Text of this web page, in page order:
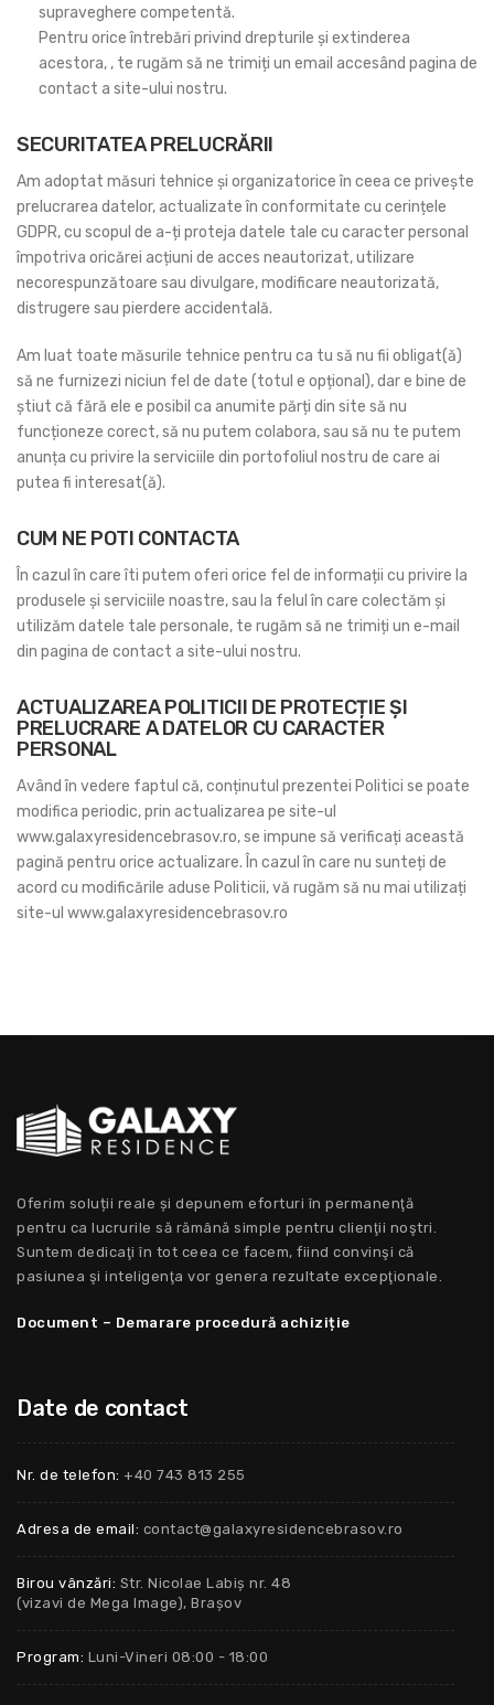
supraveghere competentă.
Pentru orice întrebări privind drepturile și extinderea
acestora, , te rugăm să ne trimiți un email accesând pagina de
contact a site-ului nostru.
SECURITATEA PRELUCRĂRII
Am adoptat măsuri tehnice și organizatorice în ceea ce privește
prelucrarea datelor, actualizate în conformitate cu cerințele
GDPR, cu scopul de a-ți proteja datele tale cu caracter personal
împotriva oricărei acțiuni de acces neautorizat, utilizare
necorespunzătoare sau divulgare, modificare neautorizată,
distrugere sau pierdere accidentală.
Am luat toate măsurile tehnice pentru ca tu să nu fii obligat(ă)
să ne furnizezi niciun fel de date (totul e opțional), dar e bine de
știut că fără ele e posibil ca anumite părți din site să nu
funcționeze corect, să nu putem colabora, sau să nu te putem
anunța cu privire la serviciile din portofoliul nostru de care ai
putea fi interesat(ă).
CUM NE POTI CONTACTA
În cazul în care îti putem oferi orice fel de informații cu privire la
produsele și serviciile noastre, sau la felul în care colectăm și
utilizăm datele tale personale, te rugăm să ne trimiți un e-mail
din pagina de contact a site-ului nostru.
ACTUALIZAREA POLITICII DE PROTECȚIE ȘI
PRELUCRARE A DATELOR CU CARACTER
PERSONAL
Având în vedere faptul că, conținutul prezentei Politici se poate
modifica periodic, prin actualizarea pe site-ul
www.galaxyresidencebrasov.ro, se impune să verificați această
pagină pentru orice actualizare. În cazul în care nu sunteți de
acord cu modificările aduse Politicii, vă rugăm să nu mai utilizați
site-ul www.galaxyresidencebrasov.ro
Oferim soluții reale și depunem eforturi în permanenţă
pentru ca lucrurile să rămână simple pentru clienţii noştri.
Suntem dedicaţi în tot ceea ce facem, fiind convinşi că
pasiunea şi inteligenţa vor genera rezultate excepţionale.
Document – Demarare procedură achiziție
Date de contact
Nr. de telefon: +40 743 813 255
Adresa de email: contact@galaxyresidencebrasov.ro
Birou vânzări: Str. Nicolae Labiș nr. 48
(vizavi de Mega Image), Brașov
Program: Luni-Vineri 08:00 - 18:00